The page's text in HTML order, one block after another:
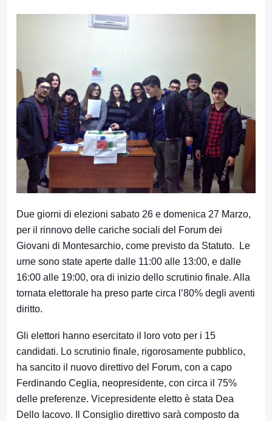
Due giorni di elezioni sabato 26 e domenica 27 Marzo,
per il rinnovo delle cariche sociali del Forum dei
Giovani di Montesarchio, come previsto da Statuto. Le
urne sono state aperte dalle 11:00 alle 13:00, e dalle
16:00 alle 19:00, ora di inizio dello scrutinio finale. Alla
tornata elettorale ha preso parte circa l’80% degli aventi
diritto.
Gli elettori hanno esercitato il loro voto per i 15
candidati. Lo scrutinio finale, rigorosamente pubblico,
ha sancito il nuovo direttivo del Forum, con a capo
Ferdinando Ceglia, neopresidente, con circa il 75%
delle preferenze. Vicepresidente eletto è stata Dea
Dello Iacovo. Il Consiglio direttivo sarà composto da